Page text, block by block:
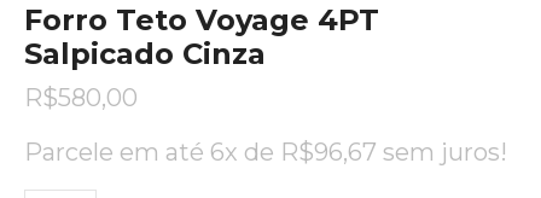
Forro Teto Voyage 4PT
Salpicado Cinza
R$580,00
Parcele em até 6x de R$96,67 sem juros!